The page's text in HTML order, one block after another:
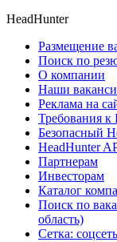
HeadHunter
Размещение
Поиск по
О компании
Наши
Реклама на
Требования
Безопасный
HeadHunter
Партнерам
Инвесторам
Каталог
Поиск по
область)
Сетка: